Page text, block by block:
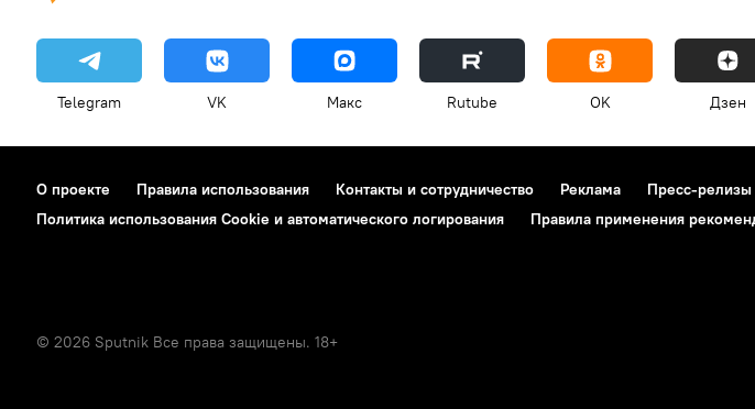
Telegram VK Макс Rutube OK Дзен
О проекте Правила использования Контакты и сотрудничество Реклама Пресс-релизы
Политика использования Cookie и автоматического логирования
Правила применения
© 2026 Sputnik Все права защищены. 18+